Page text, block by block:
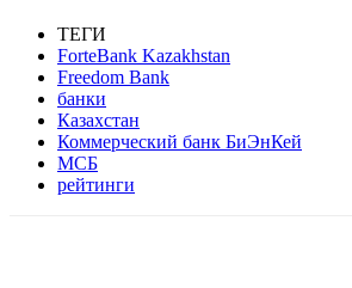
ТЕГИ
ForteBank Kazakhstan
Freedom Bank
банки
Казахстан
Коммерческий банк БиЭнКей
МСБ
рейтинги